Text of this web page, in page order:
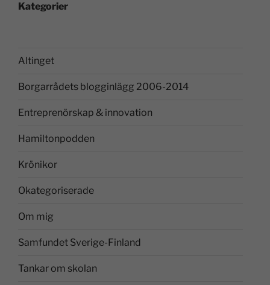
Kategorier
Altinget
Borgarrådets blogginlägg 2006-2014
Entreprenörskap & innovation
Hamiltonpodden
Krönikor
Okategoriserade
Om mig
Samfundet Sverige-Finland
Tankar om skolan